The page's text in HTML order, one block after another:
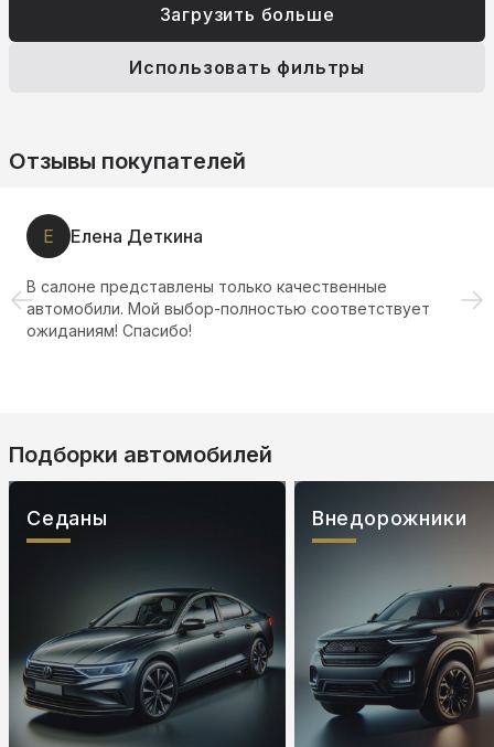
Загрузить больше
Использовать фильтры
Отзывы покупателей
Е Елена Деткина
В салоне представлены только качественные
автомобили. Мой выбор-полностью соответствует
ожиданиям! Спасибо!
Подборки автомобилей
Седаны Внедорожники